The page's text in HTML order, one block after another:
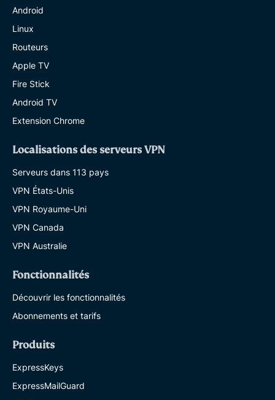
Android
Linux
Routeurs
Apple TV
Fire Stick
Android TV
Extension Chrome
Localisations des serveurs VPN
Serveurs dans 113 pays
VPN États-Unis
VPN Royaume-Uni
VPN Canada
VPN Australie
Fonctionnalités
Découvrir les fonctionnalités
Abonnements et tarifs
Produits
ExpressKeys
ExpressMailGuard